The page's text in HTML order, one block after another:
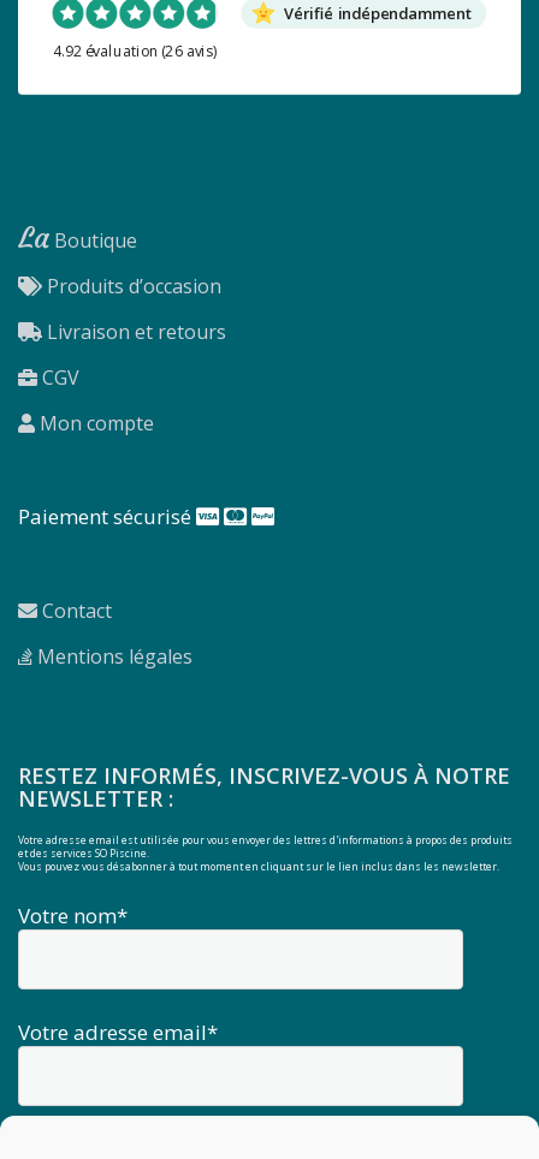
Vérifié indépendamment
4.92 évaluation (26 avis)
La Boutique
Produits d’occasion
Livraison et retours
CGV
Mon compte
Paiement sécurisé
Contact
Mentions légales
RESTEZ INFORMÉS, INSCRIVEZ-VOUS À NOTRE
NEWSLETTER :
Votre adresse email est utilisée pour vous envoyer des lettres d'informations à propos des produits
et des services SO Piscine.
Vous pouvez vous désabonner à tout moment en cliquant sur le lien inclus dans les newsletter.
Votre nom*
Votre adresse email*